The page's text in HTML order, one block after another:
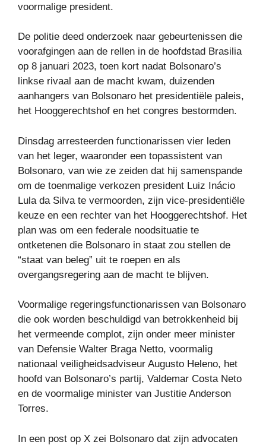
voormalige president.
De politie deed onderzoek naar gebeurtenissen die
voorafgingen aan de rellen in de hoofdstad Brasilia
op 8 januari 2023, toen kort nadat Bolsonaro’s
linkse rivaal aan de macht kwam, duizenden
aanhangers van Bolsonaro het presidentiële paleis,
het Hooggerechtshof en het congres bestormden.
Dinsdag arresteerden functionarissen vier leden
van het leger, waaronder een topassistent van
Bolsonaro, van wie ze zeiden dat hij samenspande
om de toenmalige verkozen president Luiz Inácio
Lula da Silva te vermoorden, zijn vice-presidentiële
keuze en een rechter van het Hooggerechtshof. Het
plan was om een ​​federale noodsituatie te
ontketenen die Bolsonaro in staat zou stellen de
“staat van beleg” uit te roepen en als
overgangsregering aan de macht te blijven.
Voormalige regeringsfunctionarissen van Bolsonaro
die ook worden beschuldigd van betrokkenheid bij
het vermeende complot, zijn onder meer minister
van Defensie Walter Braga Netto, voormalig
nationaal veiligheidsadviseur Augusto Heleno, het
hoofd van Bolsonaro’s partij, Valdemar Costa Neto
en de voormalige minister van Justitie Anderson
Torres.
In een post op X zei Bolsonaro dat zijn advocaten